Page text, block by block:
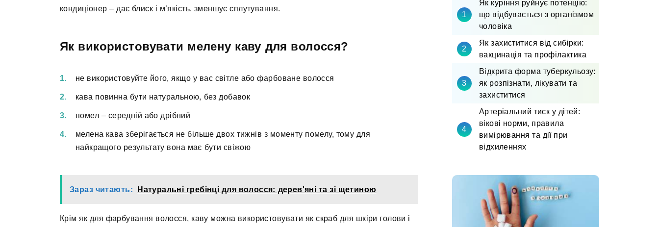
кондиціонер – дає блиск і м’якість, зменшує сплутування.
Як використовувати мелену каву для волосся?
не використовуйте його, якщо у вас світле або фарбоване волосся
кава повинна бути натуральною, без добавок
помел – середній або дрібний
мелена кава зберігається не більше двох тижнів з моменту помелу, тому для
найкращого результату вона має бути свіжою
Зараз читають: Натуральні гребінці для волосся: дерев'яні та зі щетиною
Крім як для фарбування волосся, каву можна використовувати як скраб для шкіри голови і
Як куріння руйнує потенцію:
що відбувається з організмом
чоловіка
Як захиститися від сибірки:
вакцинація та профілактика
Відкрита форма туберкульозу:
як розпізнати, лікувати та
захиститися
Артеріальний тиск у дітей:
вікові норми, правила
вимірювання та дії при
відхиленнях